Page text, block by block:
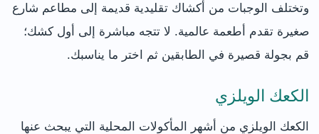
وتختلف الوجبات من أكشاك تقليدية قديمة إلى مطاعم شارع
صغيرة تقدم أطعمة عالمية. لا تتجه مباشرة إلى أول كشك؛
قم بجولة قصيرة في الطابقين ثم اختر ما يناسبك.
الكعك الويلزي
الكعك الويلزي من أشهر المأكولات المحلية التي يبحث عنها